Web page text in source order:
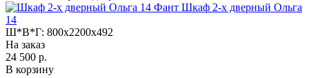
Фант Шкаф 2-х дверный Ольга
14
Ш*В*Г: 800x2200x492
На заказ
24 500 р.
В корзину